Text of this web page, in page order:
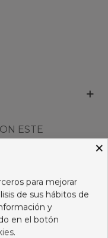
ESTE
×
para mejorar
de sus hábitos de
y
en el botón
.